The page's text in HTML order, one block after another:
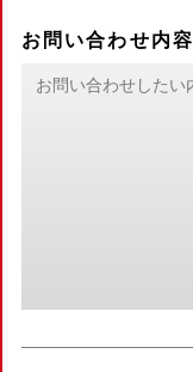
お問い合わせ内容